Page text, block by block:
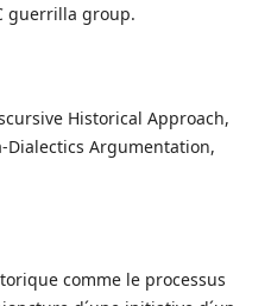
guerrilla group.
Historical Approach,
Dialectics Argumentation,
comme le processus